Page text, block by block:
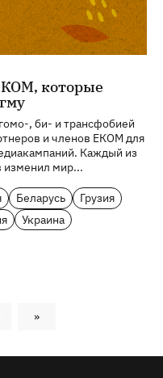
которые
, би- и трансфобией
и членов ЕКОМ для
Каждый из
изменил мир...
Беларусь
Грузия
Украина
»